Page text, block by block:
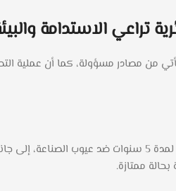
تراعي الاستدامة
مصادر مسؤولة، كما أن عملية
ممتازة.